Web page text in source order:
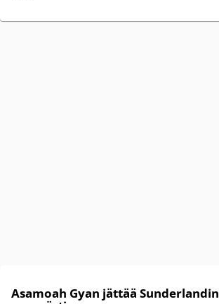
Asamoah Gyan jättää Sunderlandin